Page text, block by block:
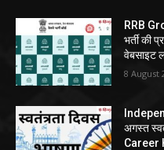
RRB
भर्ती की
वेबसाइट
8 August
अगस्त
Career